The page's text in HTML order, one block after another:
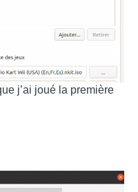
j’ai joué la première